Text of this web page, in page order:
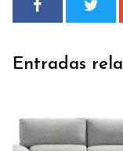
Entradas